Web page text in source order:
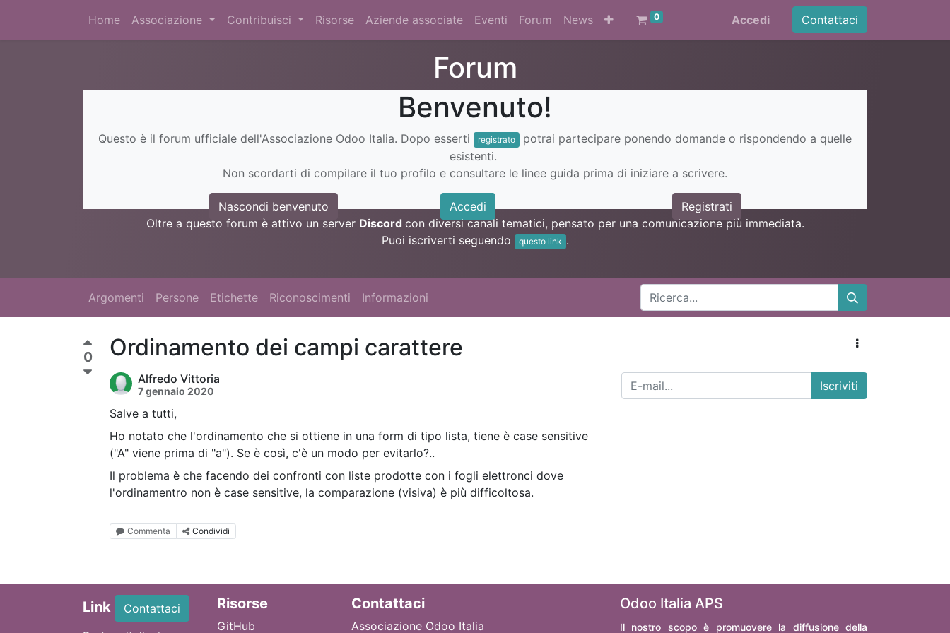
Home Associazione Contribuisci Risorse Aziende associate Eventi Forum News 0 Accedi Contattaci
Forum
Benvenuto!
Questo è il forum ufficiale dell'Associazione Odoo Italia. Dopo esserti registrato
potrai partecipare ponendo domande o rispondendo a quelle
esistenti.
Non scordarti di compilare il tuo profilo e consultare le linee guida prima di iniziare a scrivere.
Nascondi benvenuto Accedi
Registrati
Oltre a questo forum è attivo un server Discord con diversi canali tematici, pensato per una comunicazione più immediata.
Puoi iscriverti seguendo
questo link .
Argomenti Persone Etichette Riconoscimenti Informazioni
0 Ordinamento dei campi carattere
Alfredo Vittoria
7 gennaio 2020
Iscriviti
Salve a tutti,
Ho notato che l'ordinamento che si ottiene in una form di tipo lista, tiene è case sensitive
("A" viene prima di "a"). Se è così, c'è un modo per evitarlo?..
Il problema è che facendo dei confronti con liste prodotte con i fogli elettronci dove
l'ordinamentro non è case sensitive, la comparazione (visiva) è più difficoltosa.
Commenta Condividi
Link
Contattaci
Risorse
GitHub
Contattaci
Associazione Odoo Italia
Odoo Italia APS
Il nostro scopo è promuovere la diffusione della